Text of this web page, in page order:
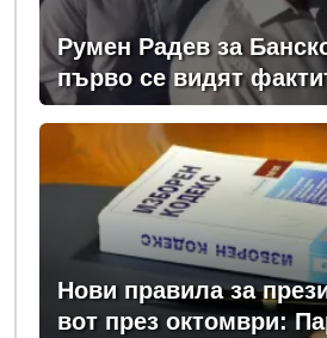
Румен Радев за
първо се видят
Нови правила за
вот през октомври: